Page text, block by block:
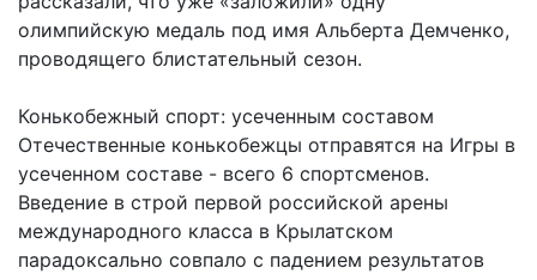
олимпийскую медаль под имя Альберта Демченко,
проводящего блистательный сезон.
Конькобежный спорт: усеченным составом
Отечественные конькобежцы отправятся на Игры в
усеченном составе - всего 6 спортсменов.
Введение в строй первой российской арены
международного класса в Крылатском
парадоксально совпало с падением результатов